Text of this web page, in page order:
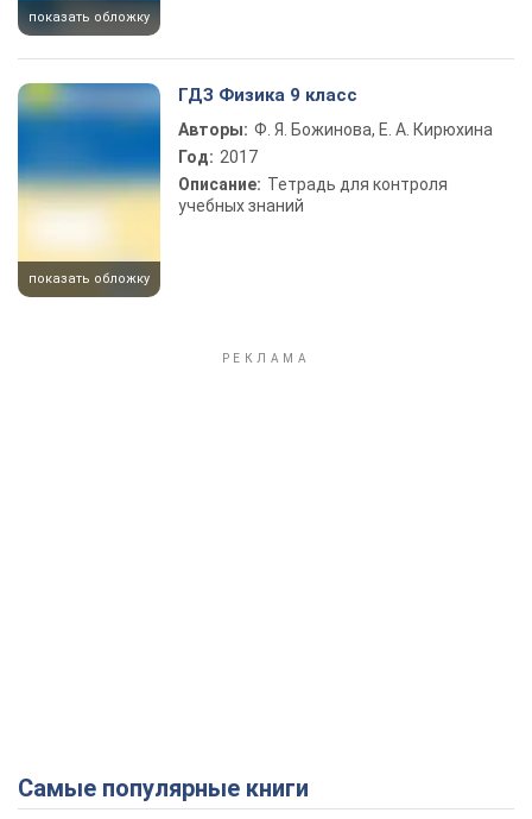
показать обложку
показать обложку
ГДЗ Физика 9 класс
Авторы: Ф. Я. Божинова, Е. А. Кирюхина
Год: 2017
Описание: Тетрадь для контроля
учебных знаний
Самые популярные книги